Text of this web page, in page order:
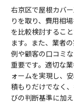
右京区で屋根カバ
りを取り、費用相
を比較検討するこ
ます。また、業者
例や顧客の口コミ
重要です。適切な
ォームを実現し、
積もりだけでなく
びの判断基準に加え